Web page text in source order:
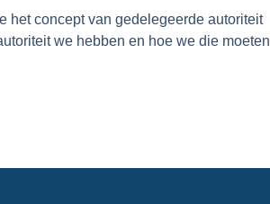
het concept van gedelegeerde autoriteit
we hebben en hoe we die moeten